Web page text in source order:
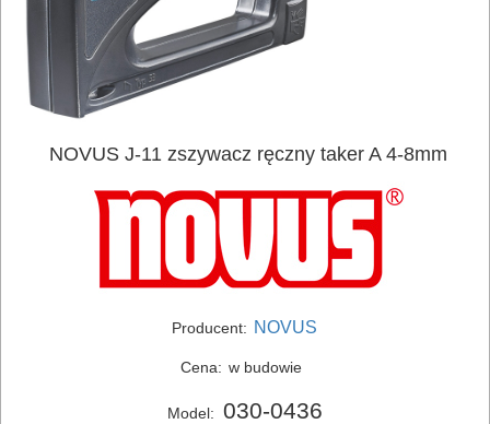
ELEKTRONARZĘDZIA
SIECIOWE
ELEKTRONARZĘDZIA
AKUMULATOROWE
OSPRZĘT
AKCESORIA
MAGAZYNOWANIE
NOVUS J-11 zszywacz ręczny taker A 4-8mm
Producent: NOVUS
Cena: w budowie
Model: 030-0436